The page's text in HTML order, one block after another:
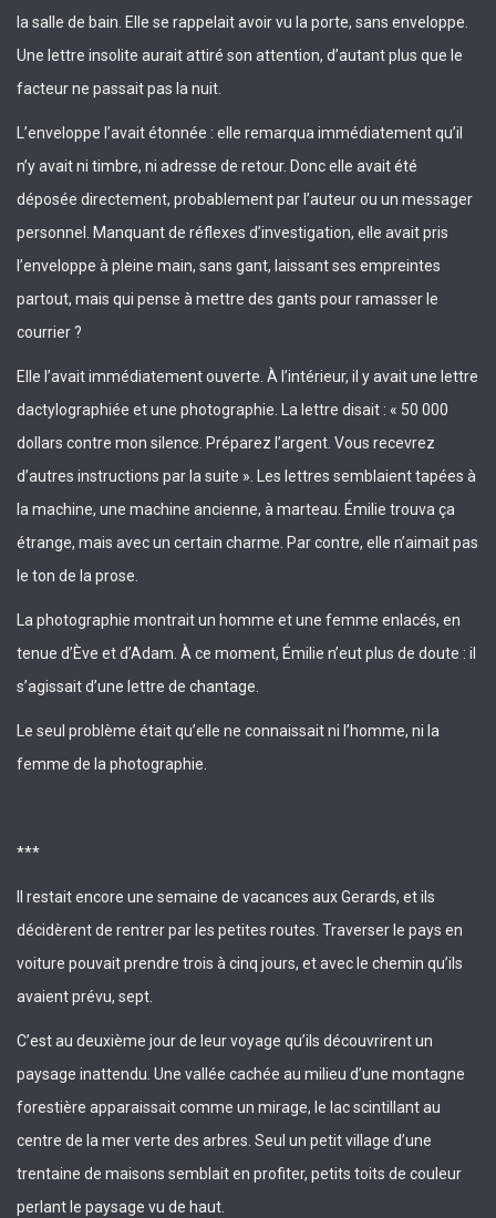
la salle de bain. Elle se rappelait avoir vu la porte, sans enveloppe.
Une lettre insolite aurait attiré son attention, d’autant plus que le
facteur ne passait pas la nuit.
L’enveloppe l’avait étonnée : elle remarqua immédiatement qu’il
n’y avait ni timbre, ni adresse de retour. Donc elle avait été
déposée directement, probablement par l’auteur ou un messager
personnel. Manquant de réflexes d’investigation, elle avait pris
l’enveloppe à pleine main, sans gant, laissant ses empreintes
partout, mais qui pense à mettre des gants pour ramasser le
courrier ?
Elle l’avait immédiatement ouverte. À l’intérieur, il y avait une lettre
dactylographiée et une photographie. La lettre disait : « 50 000
dollars contre mon silence. Préparez l’argent. Vous recevrez
d’autres instructions par la suite ». Les lettres semblaient tapées à
la machine, une machine ancienne, à marteau. Émilie trouva ça
étrange, mais avec un certain charme. Par contre, elle n’aimait pas
le ton de la prose.
La photographie montrait un homme et une femme enlacés, en
tenue d’Ève et d’Adam. À ce moment, Émilie n’eut plus de doute : il
s’agissait d’une lettre de chantage.
Le seul problème était qu’elle ne connaissait ni l’homme, ni la
femme de la photographie.
***
Il restait encore une semaine de vacances aux Gerards, et ils
décidèrent de rentrer par les petites routes. Traverser le pays en
voiture pouvait prendre trois à cinq jours, et avec le chemin qu’ils
avaient prévu, sept.
C’est au deuxième jour de leur voyage qu’ils découvrirent un
paysage inattendu. Une vallée cachée au milieu d’une montagne
forestière apparaissait comme un mirage, le lac scintillant au
centre de la mer verte des arbres. Seul un petit village d’une
trentaine de maisons semblait en profiter, petits toits de couleur
perlant le paysage vu de haut.